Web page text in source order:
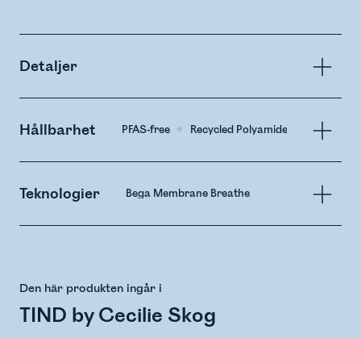
Detaljer
Hållbarhet PFAS-free Recycled Polyamide
Teknologier Bega Membrane Breathe
Den här produkten ingår i
TIND by Cecilie Skog